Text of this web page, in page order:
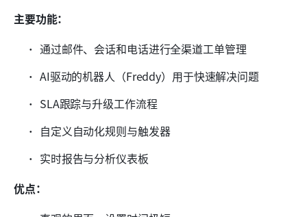
主要功能：
通过邮件、会话和电话进行全渠道工单管理
AI驱动的机器人（Freddy）用于快速解决问题
SLA跟踪与升级工作流程
自定义自动化规则与触发器
实时报告与分析仪表板
优点：